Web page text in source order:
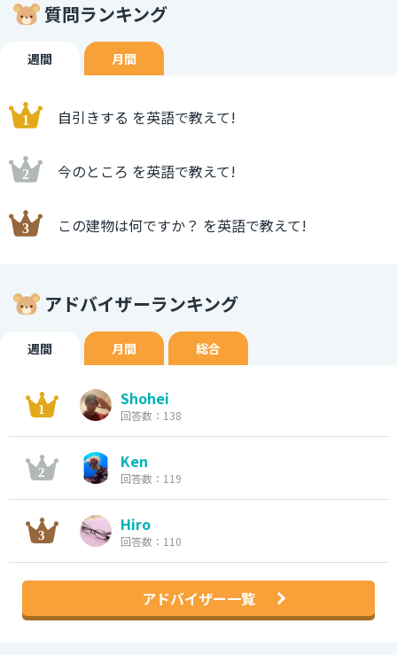
質問ランキング
週間 月間
自引きする を英語で教えて!
今のところ を英語で教えて!
この建物は何ですか？ を英語で教えて!
アドバイザーランキング
週間 月間 総合
Shohei
回答数：138
Ken
回答数：119
Hiro
回答数：110
アドバイザー一覧